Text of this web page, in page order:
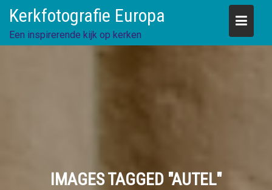
content
Kerkfotografie Europa
Een inspirerende kijk op kerken
IMAGES TAGGED "AUTEL"